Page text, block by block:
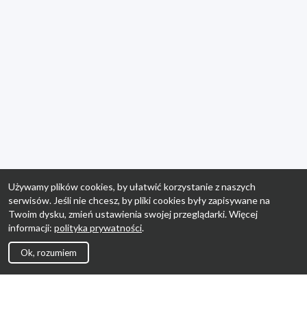
Używamy plików cookies, by ułatwić korzystanie z naszych
serwisów. Jeśli nie chcesz, by pliki cookies były zapisywane na
Twoim dysku, zmień ustawienia swojej przeglądarki. Więcej
informacji: polityka prywatności.
Ok, rozumiem